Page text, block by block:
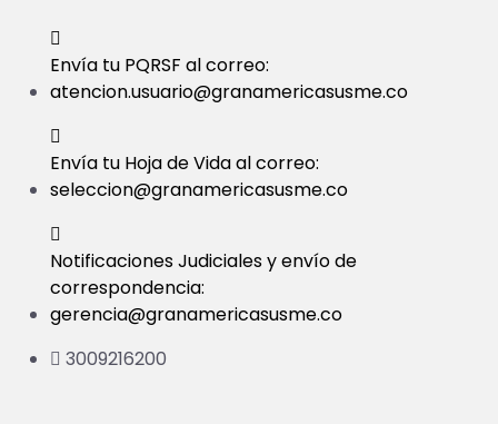
Envía tu PQRSF al correo:
atencion.usuario@granamericasusme.co
Envía tu Hoja de Vida al correo:
seleccion@granamericasusme.co
Notificaciones Judiciales y envío de
correspondencia:
gerencia@granamericasusme.co
3009216200